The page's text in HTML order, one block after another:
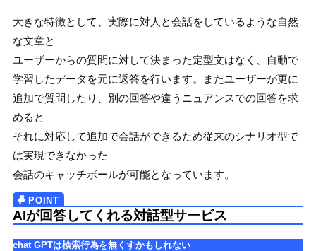
大きな特徴として、実際に対人と会話をしているような自然
な文章と
ユーザーからの質問に対して決まった定型文はなく、自動で
学習したデータを元に返答を行います。またユーザーが更に
追加で質問したり、別の回答や違うニュアンスでの回答を求
めると
それに対応して追加で会話ができるため従来のシナリオ型で
は実現できなかった
会話のキャッチボールが可能となっています。
AIが回答してくれる対話型サービス
chat GPTは検索行為を無くすかもしれない